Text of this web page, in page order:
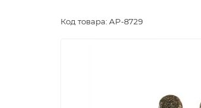
Код товара: AP-8729